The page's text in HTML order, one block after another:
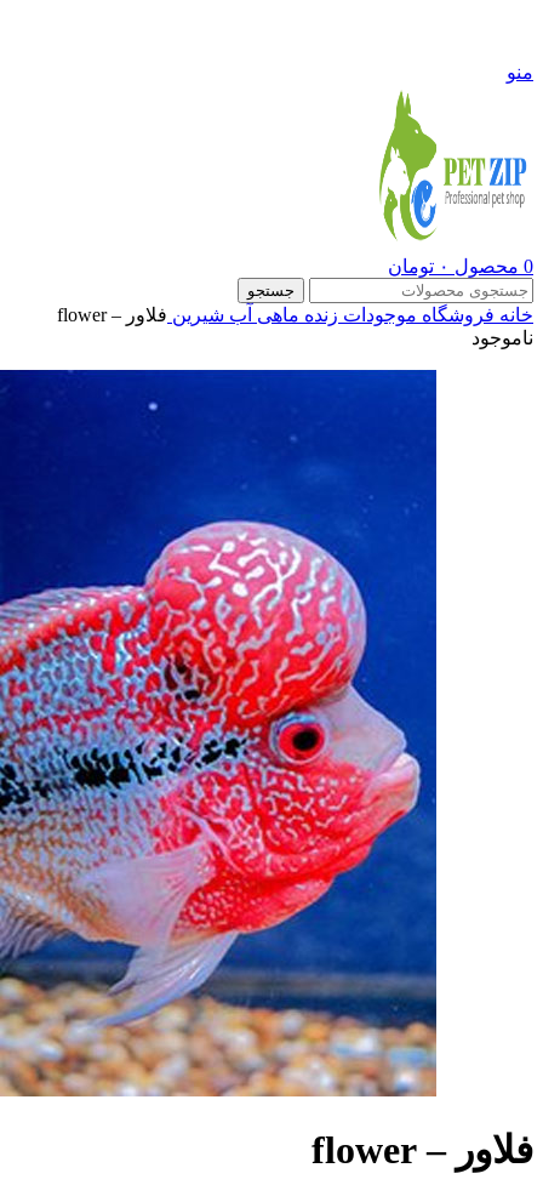
منو
0 محصول ۰ تومان
جستجو
خانه فروشگاه موجودات زنده ماهی آب شیرین فلاور – flower
ناموجود
فلاور – flower